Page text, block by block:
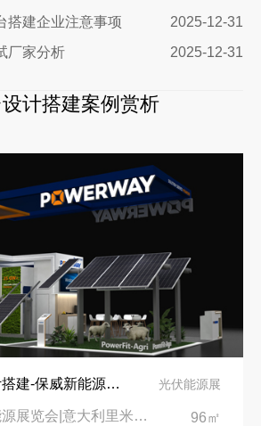
搭建企业注意事项
2025-12-31
厂家分析
2025-12-31
设计搭建案例赏析
意大利展台设计搭建-保威新能源在意大利里米尼会展中心推出最新产品-中励展览设计策划公司 光伏能源展
意大利可再生能源展览会|意大利里米尼会展中心 96㎡